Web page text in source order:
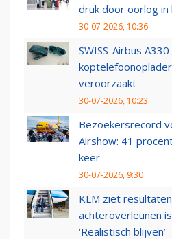
druk door oorlog
30-07-2026, 10:36
SWISS-Airbus
veroorzaakt
30-07-2026, 10:23
Bezoekersrecord
Airshow: 41
keer
30-07-2026, 9:30
KLM ziet
achteroverleunen
‘Realistisch blijven’